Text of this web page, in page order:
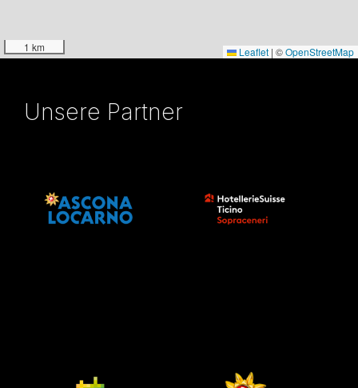
1 km Leaflet | ©OpenStreetMap
Unsere Partner